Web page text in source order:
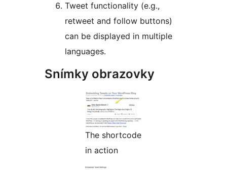
Tweet functionality (e.g.,
retweet and follow buttons)
can be displayed in multiple
languages.
Snímky obrazovky
The shortcode
in action